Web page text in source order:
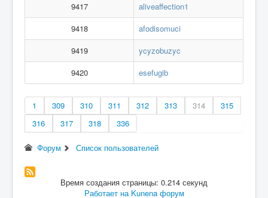
9417
aliveaffection1
9418
afodisomuci
9419
ycyzobuzyc
9420
esefugib
1 309 310 311 312 313 314
315
316
317 318 336
Форум Список пользователей
Время создания страницы: 0.214 секунд
Работает на Kunena форум